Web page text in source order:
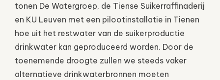
tonen De Watergroep, de Tiense Suikerraffinaderij
en KU Leuven met een pilootinstallatie in Tienen
hoe uit het restwater van de suikerproductie
drinkwater kan geproduceerd worden. Door de
toenemende droogte zullen we steeds vaker
alternatieve drinkwaterbronnen moeten